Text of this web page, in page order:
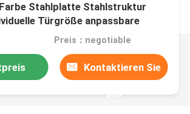
Stahlplatte Stahlstruktur
Türgröße anpassbare
Preis：negotiable
Kontaktieren Sie
uns